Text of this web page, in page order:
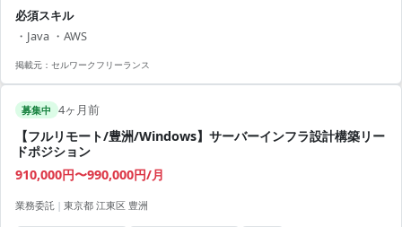
規ゲームプロジェクトに携われる ・AWSを利用した最新技術に関われ
る ・長期的なプロジェクトで安定した稼働が可能 ・協力的なチームと
一緒に働ける環境 ・フレックスタイム制で働きやすい
必須スキル
・Java ・AWS
掲載元： セルワークフリーランス
募集中 4ヶ月前
【フルリモート/豊洲/Windows】サーバーインフラ設計構築リー
ドポジション
910,000円〜990,000円/月
業務委託 | 東京都 江東区 豊洲